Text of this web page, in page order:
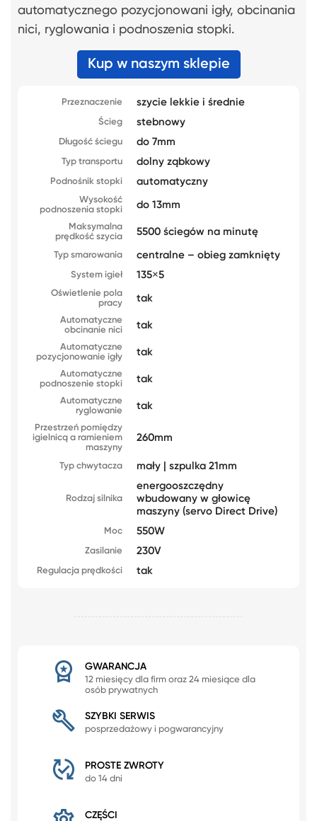
automatycznego pozycjonowani igły, obcinania
nici, ryglowania i podnoszenia stopki.
Kup w naszym sklepie
Przeznaczenie szycie lekkie i średnie
Ścieg stebnowy
Długość ściegu do 7mm
Typ transportu dolny ząbkowy
Podnośnik stopki automatyczny
Wysokość
podnoszenia stopki
do 13mm
Maksymalna
prędkość szycia
5500 ściegów na minutę
Typ smarowania centralne – obieg zamknięty
System igieł 135×5
Oświetlenie pola
pracy
tak
Automatyczne
obcinanie nici
tak
Automatyczne
pozycjonowanie igły
tak
Automatyczne
podnoszenie stopki
tak
Automatyczne
ryglowanie
tak
Przestrzeń pomiędzy
igielnicą a ramieniem
maszyny
260mm
Typ chwytacza mały | szpulka 21mm
Rodzaj silnika
energooszczędny
wbudowany w głowicę
maszyny (servo Direct Drive)
Moc 550W
Zasilanie 230V
Regulacja prędkości tak
GWARANCJA
12 miesięcy dla firm oraz 24 miesiące dla
osób prywatnych
SZYBKI SERWIS
posprzedażowy i pogwarancyjny
PROSTE ZWROTY
do 14 dni
CZĘŚCI